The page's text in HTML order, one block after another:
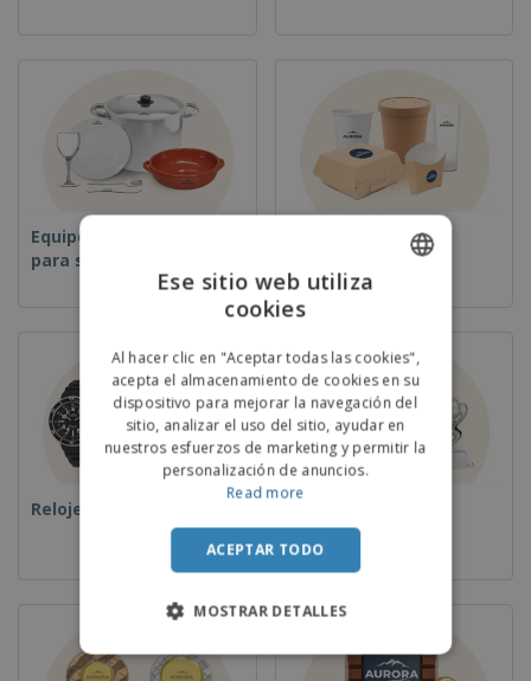
Equipos y suministros
para servicio de
Relojes de pulsera
SPANISH
Ese sitio web utiliza
cookies
Al hacer clic en "Aceptar todas las cookies",
acepta el almacenamiento de cookies en su
dispositivo para mejorar la navegación del
sitio, analizar el uso del sitio, ayudar en
nuestros esfuerzos de marketing y permitir la
personalización de anuncios.
Read more
ACEPTAR TODO
MOSTRAR DETALLES